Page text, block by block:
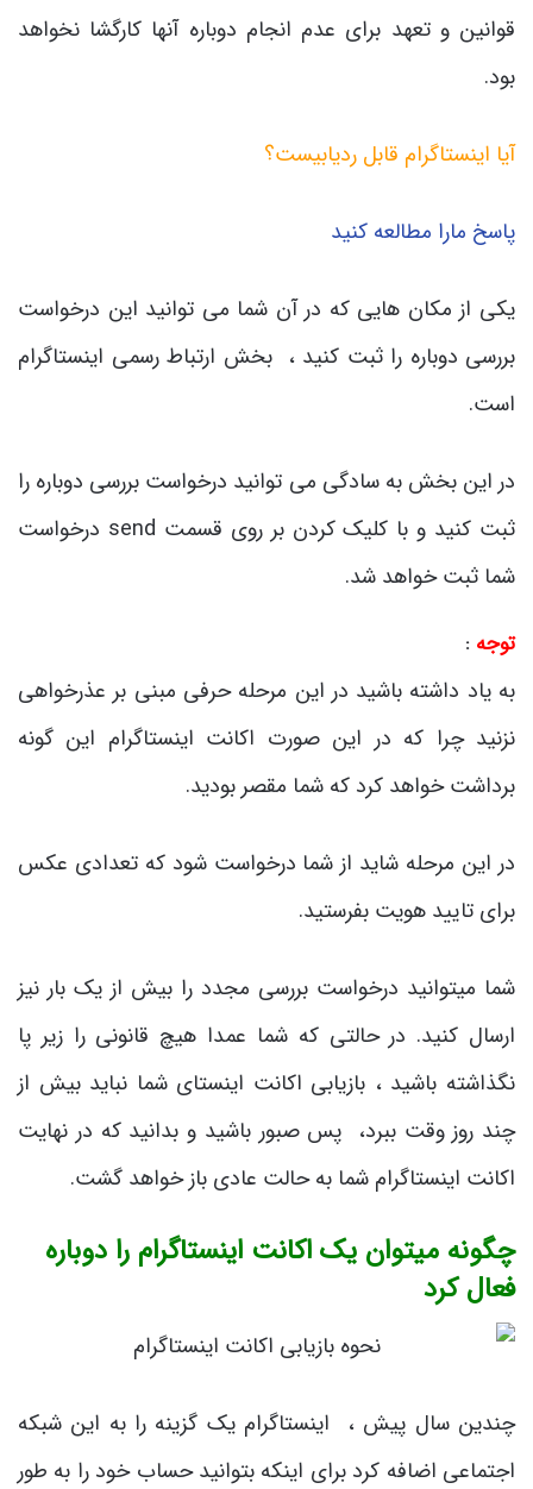
قوانین و تعهد برای عدم انجام دوباره آنها کارگشا نخواهد
بود.
آیا اینستاگرام قابل ردیابیست؟
پاسخ مارا مطالعه کنید
یکی از مکان هایی که در آن شما می توانید این درخواست
بررسی دوباره را ثبت کنید ، بخش ارتباط رسمی اینستاگرام
است.
در این بخش به سادگی می توانید درخواست بررسی دوباره را
ثبت کنید و با کلیک کردن بر روی قسمت send درخواست
شما ثبت خواهد شد.
توجه :
به یاد داشته باشید در این مرحله حرفی مبنی بر عذرخواهی
نزنید چرا که در این صورت اکانت اینستاگرام این گونه
برداشت خواهد کرد که شما مقصر بودید.
در این مرحله شاید از شما درخواست شود که تعدادی عکس
برای تایید هویت بفرستید.
شما میتوانید درخواست بررسی مجدد را بیش از یک بار نیز
ارسال کنید. در حالتی که شما عمدا هیچ قانونی را زیر پا
نگذاشته باشید ، بازیابی اکانت اینستای شما نباید بیش از
چند روز وقت ببرد، پس صبور باشید و بدانید که در نهایت
اکانت اینستاگرام شما به حالت عادی باز خواهد گشت.
چگونه میتوان یک اکانت اینستاگرام را دوباره
فعال کرد
چندین سال پیش ، اینستاگرام یک گزینه را به این شبکه
اجتماعی اضافه کرد برای اینکه بتوانید حساب خود را به طور